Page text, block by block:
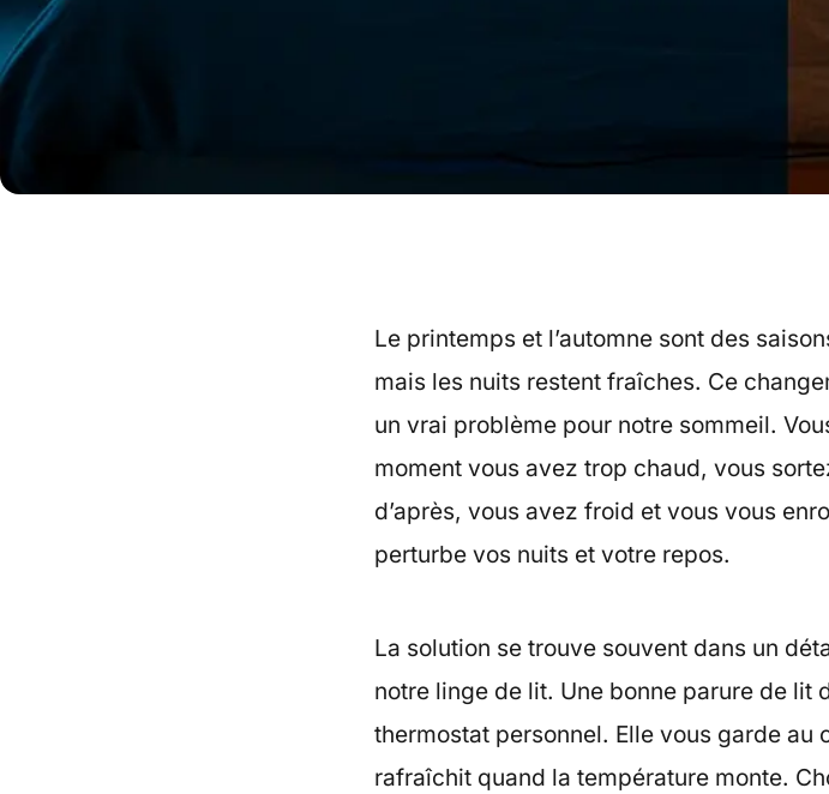
Le printemps et l’automne sont des
mais les nuits restent fraîches. Ce
un vrai problème pour notre sommeil.
moment vous avez trop chaud, vous
d’après, vous avez froid et vous vous
perturbe vos nuits et votre repos.
La solution se trouve souvent dans un
notre linge de lit. Une bonne parure de lit
thermostat personnel. Elle vous garde au
rafraîchit quand la température monte.